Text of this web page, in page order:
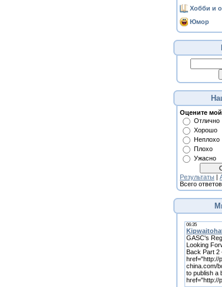
Хобби и
Юмор
Оцените мой
Отлично
Хорошо
Неплохо
Плохо
Ужасно
Результаты |
Всего